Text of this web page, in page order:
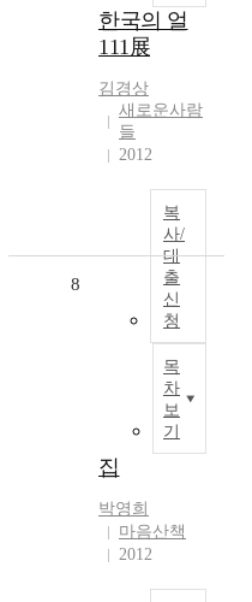
한국의 얼
111展
김경상
새로운사람
들
2012
복
사/
대
출
신
청
목
차
보
기
8
집
박영희
마음산책
2012